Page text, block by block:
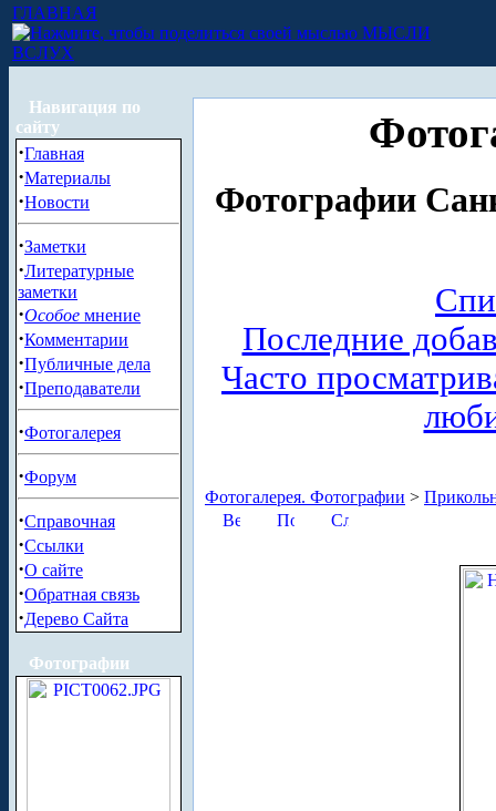
ГЛАВНАЯ
МЫСЛИ
ВСЛУХ
Навигация по
сайту
·Главная
·Материалы
·Новости
·Заметки
·Литературные
заметки
·Особое мнение
·Комментарии
·Публичные дела
·Преподаватели
·Фотогалерея
·Форум
·Справочная
·Ссылки
·О сайте
·Обратная связь
·Дерево Сайта
Фотографии
Фотографии
Последние
Часто
Фотогалерея. Фотографии >